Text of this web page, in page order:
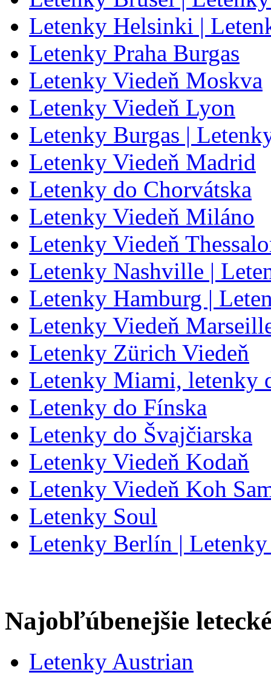
Letenky Helsinki |
Letenky Praha Burgas
Letenky Viedeň Moskva
Letenky Viedeň Lyon
Letenky Burgas |
Letenky Viedeň Madrid
Letenky do Chorvátska
Letenky Viedeň Miláno
Letenky Viedeň
Letenky Nashville |
Letenky Hamburg |
Letenky Viedeň
Letenky Zürich Viedeň
Letenky Miami, letenky
Letenky do Fínska
Letenky do Švajčiarska
Letenky Viedeň Kodaň
Letenky Viedeň Koh
Letenky Soul
Letenky Berlín |
Najobľúbenejšie
Letenky Austrian